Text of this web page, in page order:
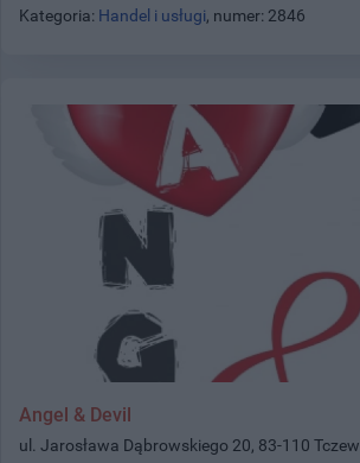
Kategoria: Handel i usługi, numer: 2846
Angel & Devil
ul. Jarosława Dąbrowskiego 20, 83-110 Tczew